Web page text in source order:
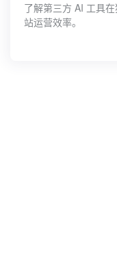
了解第三方 AI 工具
站运营效率。